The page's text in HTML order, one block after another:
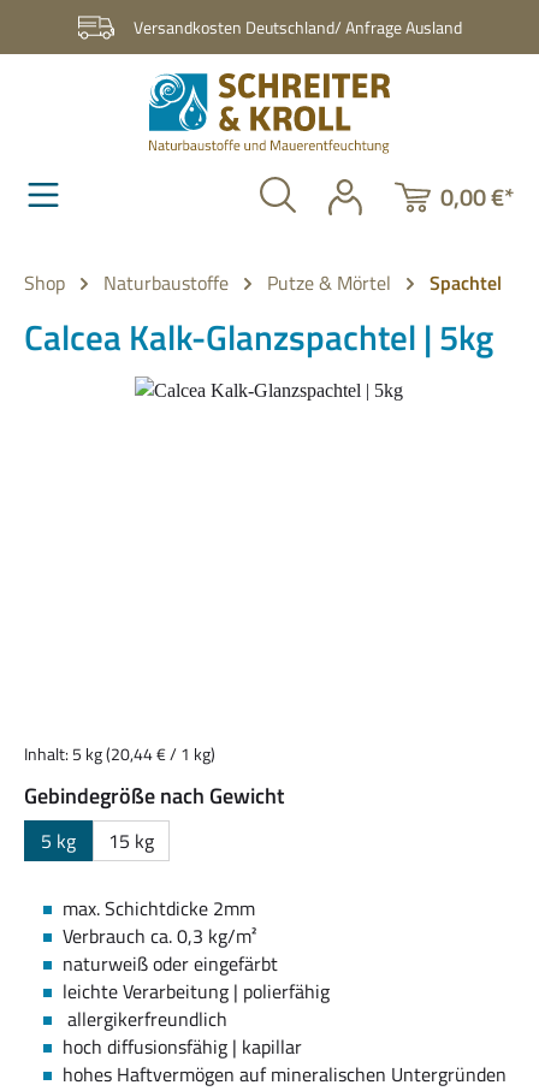
Zum Hauptinhalt springenVersandkosten Deutschland/ Anfrage Ausland
0,00 €*
Shop Naturbaustoffe Putze & Mörtel Spachtel
Calcea Kalk-Glanzspachtel | 5kg
Bildergalerie überspringen
Inhalt: 5 kg(20,44 € / 1 kg)
Gebindegröße nach Gewichtauswählen
5 kg 15 kg
max. Schichtdicke 2mm
Verbrauch ca. 0,3 kg/m²
naturweiß oder eingefärbt
leichte Verarbeitung | polierfähig
allergikerfreundlich
hoch diffusionsfähig | kapillar
hohes Haftvermögen auf mineralischen Untergründen